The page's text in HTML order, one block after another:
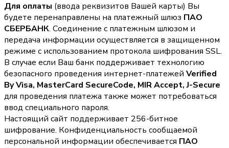
Для оплаты (ввода реквизитов Вашей карты) Вы
будете перенаправлены на платежный шлюз ПАО
СБЕРБАНК. Соединение с платежным шлюзом и
передача информации осуществляется в защищенном
режиме с использованием протокола шифрования SSL.
В случае если Ваш банк поддерживает технологию
безопасного проведения интернет-платежей Verified
By Visa, MasterCard SecureCode, MIR Accept, J-Secure
для проведения платежа также может потребоваться
ввод специального пароля.
Настоящий сайт поддерживает 256-битное
шифрование. Конфиденциальность сообщаемой
персональной информации обеспечивается ПАО